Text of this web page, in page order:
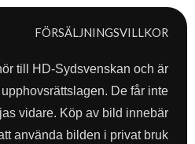
FÖRSÄLJNINGSVILLKOR
till HD-Sydsvenskan och är
De får inte
vidare. Köp av bild innebär
använda bilden i privat bruk